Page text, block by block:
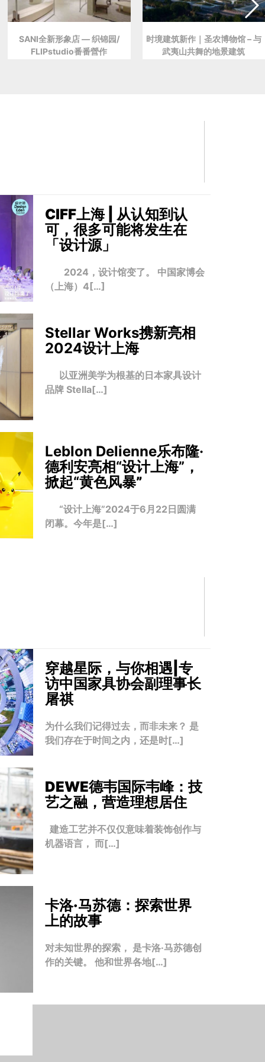
SANI全新形象店 — 织锦园/
FLIPstudio番番營作
时境建筑新作｜圣农博物馆 – 与
武夷山共舞的地景建筑
CIFF上海 | 从认知到认
可，很多可能将发生在
「设计源」
2024，设计馆变了。 中国家博会
（上海）4[…]
Stellar Works携新亮相
2024设计上海
以亚洲美学为根基的日本家具设计
品牌 Stella[…]
Leblon Delienne乐布隆·
德利安亮相“设计上海”，
掀起“黄色风暴”
“设计上海”2024于6月22日圆满
闭幕。今年是[…]
穿越星际，与你相遇|专
访中国家具协会副理事长
屠祺
为什么我们记得过去，而非未来？ 是
我们存在于时间之内，还是时[…]
DEWE德韦国际韦峰：技
艺之融，营造理想居住
建造工艺并不仅仅意味着装饰创作与
机器语言， 而[…]
卡洛·马苏德：探索世界
上的故事
对未知世界的探索， 是卡洛·马苏德创
作的关键。 他和世界各地[…]